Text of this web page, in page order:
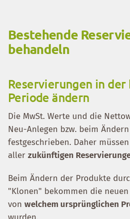
Bestehende
behandeln
Reservierungen in
Periode ändern
Die MwSt. Werte und die
Neu-Anlegen bzw. beim
festgeschrieben. Daher
aller zukünftigen
Beim Ändern der Produkte
"Klonen" bekommen die
von welchem ursprünglichen